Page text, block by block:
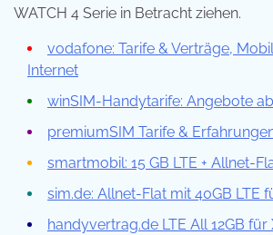
WATCH 4 Serie in Betracht ziehen.
vodafone: Tarife & Verträge,
Internet
winSIM-Handytarife: Angebote
premiumSIM Tarife &
smartmobil: 15 GB LTE + Allnet-
sim.de: Allnet-Flat mit 40GB LTE
handyvertrag.de LTE All 12GB für